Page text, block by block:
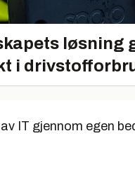
løsning
i
IT gjennom egen